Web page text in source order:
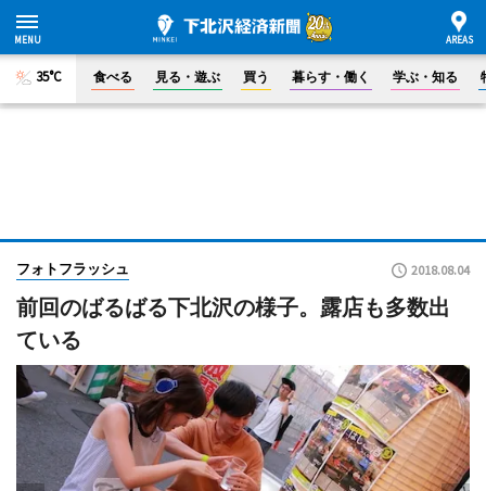
35°C 食べる 見る・遊ぶ 買う 暮らす・働く 学ぶ・知る
フォトフラッシュ 2018.08.04
前回のばるばる下北沢の様子。露店も多数出
ている